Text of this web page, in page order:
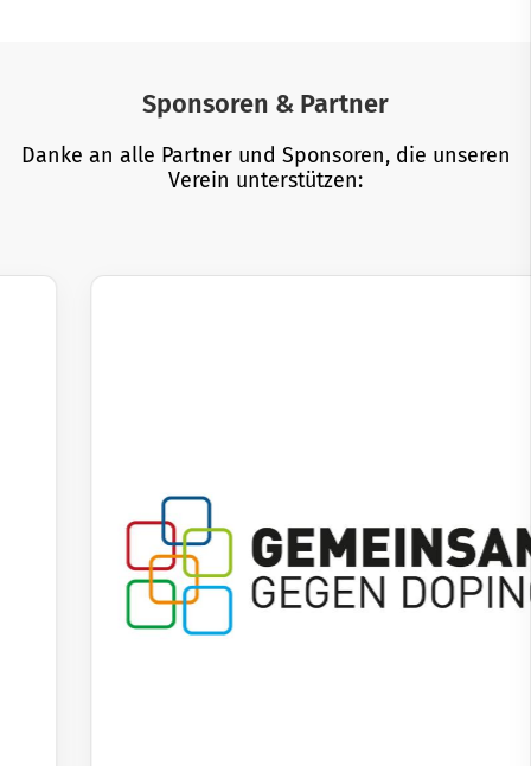
Sponsoren & Partner
Danke an alle Partner und Sponsoren, die unseren
Verein unterstützen: